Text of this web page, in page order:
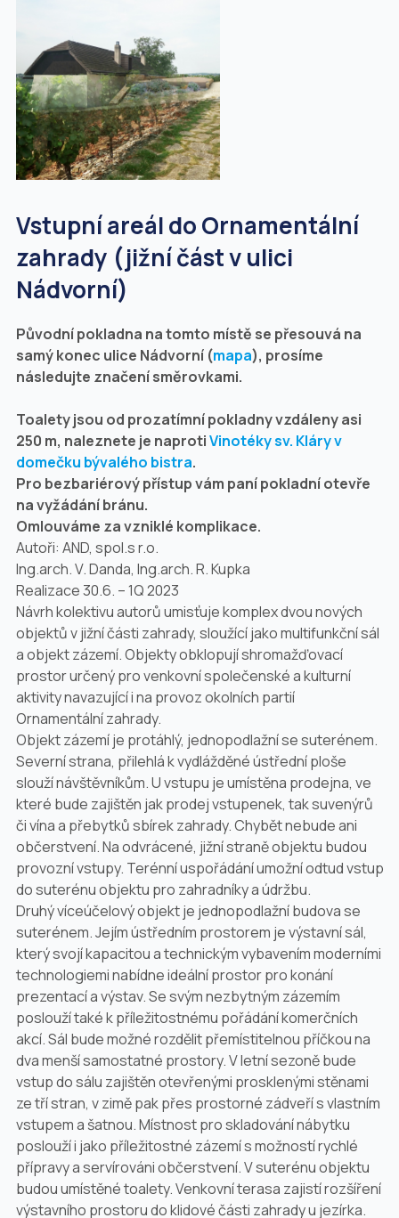
Vstupní areál do Ornamentální
zahrady (jižní část v ulici
Nádvorní)
Původní pokladna na tomto místě se přesouvá na
samý konec ulice Nádvorní (mapa), prosíme
následujte značení směrovkami.
Toalety jsou od prozatímní pokladny vzdáleny asi
250 m, naleznete je naprotiVinotéky sv. Kláry v
domečku bývalého bistra.
Pro bezbariérový přístup vám paní pokladní otevře
na vyžádání bránu.
Omlouváme za vzniklé komplikace.
Autoři: AND, spol.s r.o.
Ing.arch. V. Danda, Ing.arch. R. Kupka
Realizace 30.6. – 1Q 2023
Návrh kolektivu autorů umisťuje komplex dvou nových
objektů v jižní části zahrady, sloužící jako multifunkční sál
a objekt zázemí. Objekty obklopují shromažďovací
prostor určený pro venkovní společenské a kulturní
aktivity navazující i na provoz okolních partií
Ornamentální zahrady.
Objekt zázemí je protáhlý, jednopodlažní se suterénem.
Severní strana, přilehlá k vydlážděné ústřední ploše
slouží návštěvníkům. U vstupu je umístěna prodejna, ve
které bude zajištěn jak prodej vstupenek, tak suvenýrů
či vína a přebytků sbírek zahrady. Chybět nebude ani
občerstvení. Na odvrácené, jižní straně objektu budou
provozní vstupy. Terénní uspořádání umožní odtud vstup
do suterénu objektu pro zahradníky a údržbu.
Druhý víceúčelový objekt je jednopodlažní budova se
suterénem. Jejím ústředním prostorem je výstavní sál,
který svojí kapacitou a technickým vybavením moderními
technologiemi nabídne ideální prostor pro konání
prezentací a výstav. Se svým nezbytným zázemím
poslouží také k příležitostnému pořádání komerčních
akcí. Sál bude možné rozdělit přemístitelnou příčkou na
dva menší samostatné prostory. V letní sezoně bude
vstup do sálu zajištěn otevřenými prosklenými stěnami
ze tří stran, v zimě pak přes prostorné zádveří s vlastním
vstupem a šatnou. Místnost pro skladování nábytku
poslouží i jako příležitostné zázemí s možností rychlé
přípravy a servírováni občerstvení. V suterénu objektu
budou umístěné toalety. Venkovní terasa zajistí rozšíření
výstavního prostoru do klidové části zahrady u jezírka.